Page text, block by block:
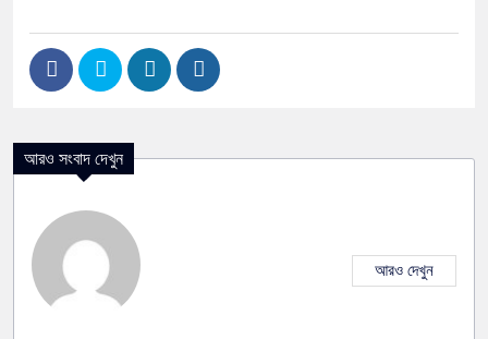
আরও সংবাদ দেখুন
আরও দেখুন